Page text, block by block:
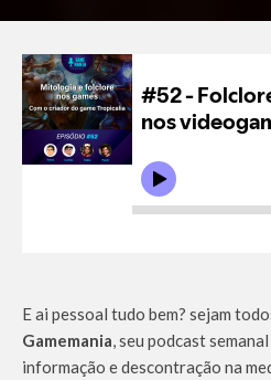
E ai pessoal tudo bem? sejam
Gamemania, seu podcast
informação e descontração na